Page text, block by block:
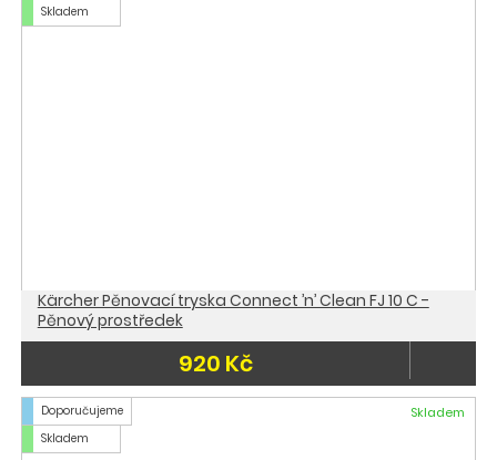
Skladem
Kärcher Pěnovací tryska Connect ’n’ Clean FJ 10 C -
Pěnový prostředek
920 Kč
Doporučujeme
Skladem
Skladem